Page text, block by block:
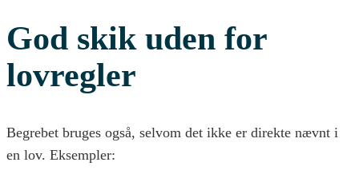
God skik uden for
lovregler
Begrebet bruges også, selvom det ikke er direkte nævnt i
en lov. Eksempler: